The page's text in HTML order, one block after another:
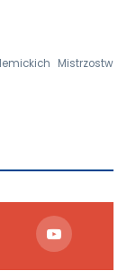
Mistrzostw